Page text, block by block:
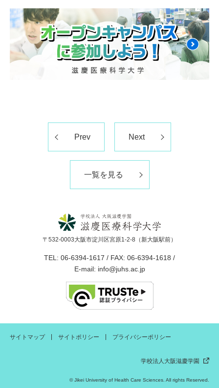
Prev Next
一覧を見る
〒532-0003大阪市淀川区宮原1-2-8（新大阪駅前）
TEL: 06-6394-1617 / FAX: 06-6394-1618 /
E-mail: info@juhs.ac.jp
サイトマップ サイトポリシー プライバシーポリシー
学校法人大阪滋慶学園
© Jikei University of Health Care Sciences. All rights Reserved.